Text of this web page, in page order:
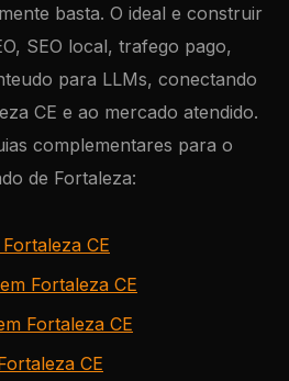
basta. O ideal e construir
SEO local, trafego pago,
para LLMs, conectando
CE e ao mercado atendido.
complementares para o
de Fortaleza:
CE
Fortaleza CE
Fortaleza CE
CE